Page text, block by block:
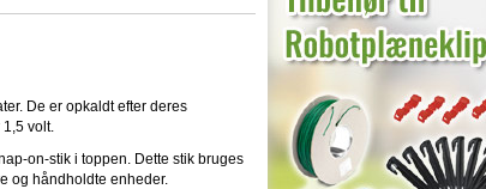
De er opkaldt efter deres
volt.
on-stik i toppen. Dette stik bruges
og håndholdte enheder.